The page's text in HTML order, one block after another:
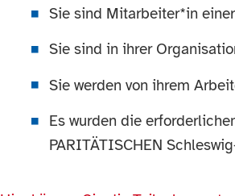
Sie sind Mitarbeiter*in
Sie sind in ihrer
Sie werden von ihrem
Es wurden die
PARITÄTISCHEN